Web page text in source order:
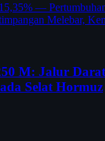
—
Melebar,
M: Jalur
Selat Hormuz